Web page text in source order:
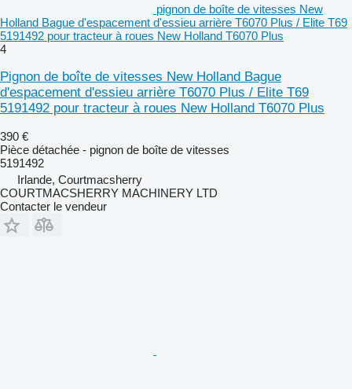
pignon de boîte de vitesses New
Holland Bague d'espacement d'essieu arrière T6070 Plus / Elite T69
5191492 pour tracteur à roues New Holland T6070 Plus
4
Pignon de boîte de vitesses New Holland Bague
d'espacement d'essieu arrière T6070 Plus / Elite T69
5191492 pour tracteur à roues New Holland T6070 Plus
390 €
Pièce détachée - pignon de boîte de vitesses
5191492
Irlande, Courtmacsherry
COURTMACSHERRY MACHINERY LTD
Contacter le vendeur